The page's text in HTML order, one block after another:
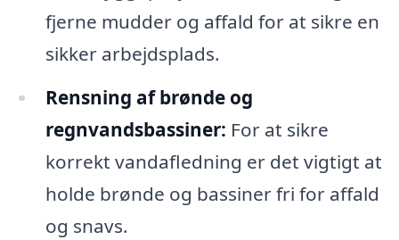
fjerne mudder og affald for at sikre en
sikker arbejdsplads.
Rensning af brønde og
regnvandsbassiner: For at sikre
korrekt vandafledning er det vigtigt at
holde brønde og bassiner fri for affald
og snavs.